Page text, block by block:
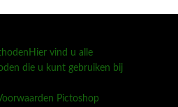
Hier vind u alle
die u kunt gebruiken bij
Pictoshop